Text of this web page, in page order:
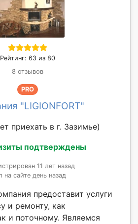
Рейтинг: 63 из 80
8 отзывов
PRO
"LIGIONFORT"
приехать в г. Зазимье)
подтверждены
11 лет назад
на сайте день назад
предоставит услуги
и ремонту, как
и поточному. Являемся